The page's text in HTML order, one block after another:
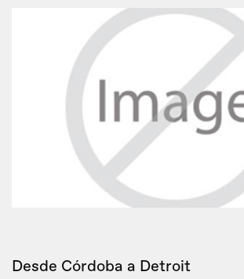
Desde Córdoba a Detroit